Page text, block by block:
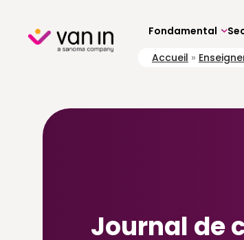
content Fondamental
Accueil »
Journal de